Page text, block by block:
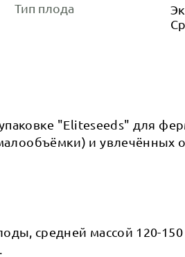
Тип плода
"Eliteseeds" для
и увлечённых
средней массой 120-150